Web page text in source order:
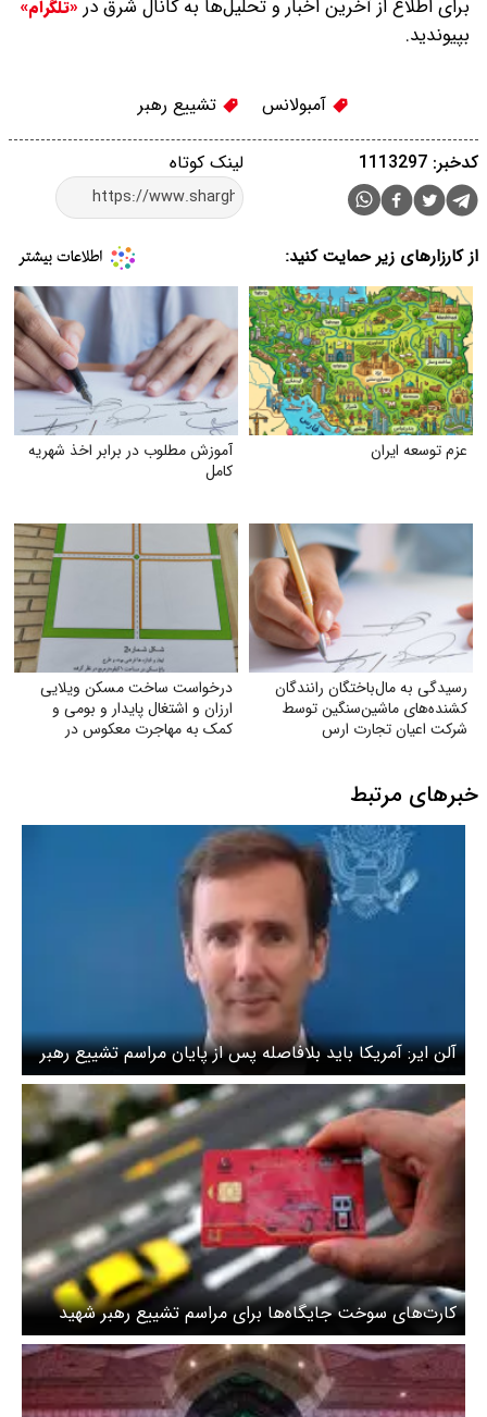
برای اطلاع از آخرین اخبار و تحلیل‌ها به کانال شرق در «تلگرام»
بپیوندید.
آمبولانس تشییع رهبر
لینک کوتاه کدخبر: 1113297
از کارزارهای زیر حمایت کنید:
عزم توسعه ایران
آموزش مطلوب در برابر اخذ شهریه
کامل
رسیدگی به مال‌باختگان رانندگان
کشنده‌های ماشین‌سنگین توسط
شرکت اعیان تجارت ارس
درخواست ساخت مسکن ویلایی
ارزان و اشتغال پایدار و بومی و
کمک به مهاجرت معکوس در
خبرهای مرتبط
آلن ایر: آمریکا باید بلافاصله پس از پایان مراسم تشییع رهبر
ایران به مذاکرات سرعت ببخشد
کارت‌های سوخت جایگاه‌ها برای مراسم تشییع رهبر شهید
افزایش یافت